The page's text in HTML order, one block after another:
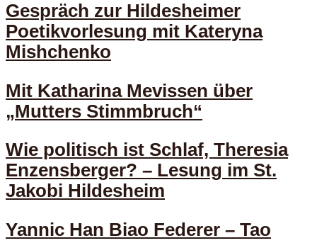
Gespräch zur Hildesheimer
Poetikvorlesung mit Kateryna
Mishchenko
Mit Katharina Mevissen über
„Mutters Stimmbruch“
Wie politisch ist Schlaf, Theresia
Enzensberger? – Lesung im St.
Jakobi Hildesheim
Yannic Han Biao Federer – Tao